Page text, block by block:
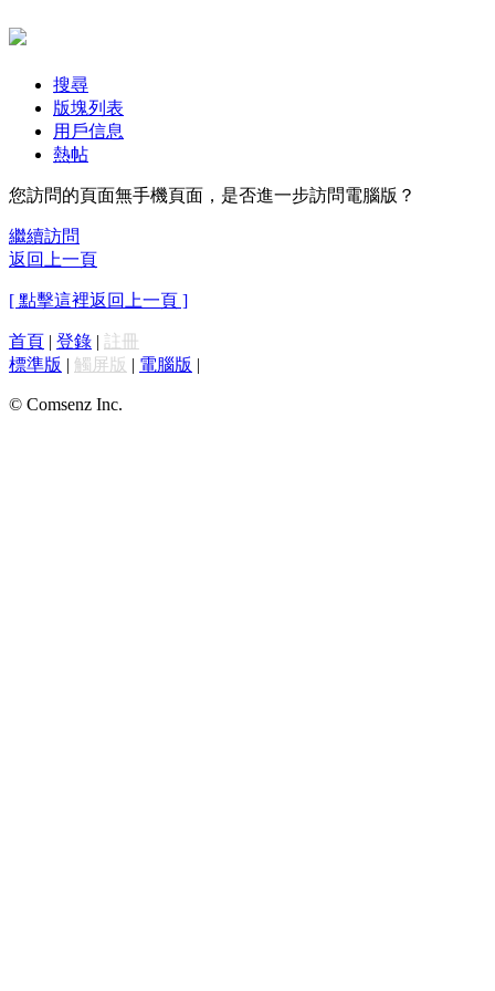
搜尋
版塊列表
用戶信息
熱帖
您訪問的頁面無手機頁面，是否進一步訪問電腦版？
繼續訪問
返回上一頁
[ 點擊這裡返回上一頁 ]
首頁 | 登錄 | 註冊
標準版 | 觸屏版 | 電腦版 |
© Comsenz Inc.